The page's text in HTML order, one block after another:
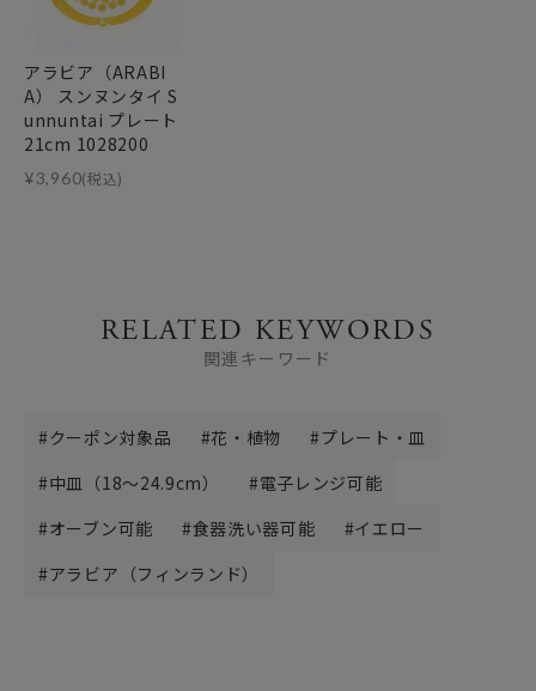
アラビア（ARABI
A） スンヌンタイ S
unnuntai プレート
21cm 1028200
¥3,960(税込)
RELATED KEYWORDS
関連キーワード
クーポン対象品 花・植物
プレート・皿
中皿（18～24.9cm）
電子レンジ可能
オーブン可能
食器洗い器可能
イエロー
アラビア（フィンランド）